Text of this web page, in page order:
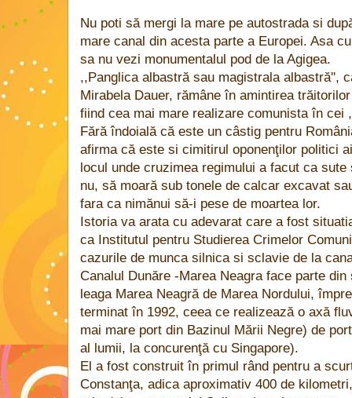
Nu poti să mergi la mare pe autostrada si
mare canal din acesta parte a Europei. Asa
sa nu vezi monumentalul pod de la Agigea.
,,Panglica albastră sau magistrala albastră'',
Mirabela Dauer, rămâne în amintirea
fiind cea mai mare realizare comunista în cei
Fără îndoială că este un câstig pentru
afirma că este si cimitirul oponenţilor politici
locul unde cruzimea regimului a facut ca
nu, să moară sub tonele de calcar excavat
fara ca nimănui să-i pese de moartea lor.
Istoria va arata cu adevarat care a fost
ca Institutul pentru Studierea Crimelor
cazurile de munca silnica si sclavie de la
Canalul Dunăre -Marea Neagra face parte
leaga Marea Neagră de Marea Nordului,
terminat în 1992, ceea ce realizează o axă
mai mare port din Bazinul Mării Negre) de
al lumii, la concurenţă cu Singapore).
El a fost construit în primul rând pentru a
Constanţa, adica aproximativ 400 de